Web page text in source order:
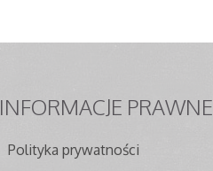
INFORMACJE PRAWNE
Polityka prywatności